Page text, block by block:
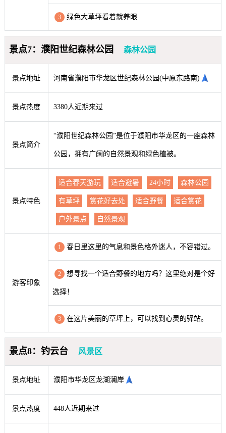
3 绿色大草坪看着就养眼
景点7：濮阳世纪森林公园 森林公园
景点地址 河南省濮阳市华龙区世纪森林公园(中原东路南)
景点热度 3380人近期来过
景点简介
“濮阳世纪森林公园”是位于濮阳市华龙区的一座森林
公园，拥有广阔的自然景观和绿色植被。
景点特色
适合春天游玩 适合避暑 24小时 森林公园
有草坪 赏花好去处 适合野餐 适合赏花
户外景点 自然景观
游客印象
1 春日里这里的气息和景色格外迷人，不容错过。
2 想寻找一个适合野餐的地方吗？这里绝对是个好
选择！
3 在这片美丽的草坪上，可以找到心灵的驿站。
景点8：钓云台 风景区
景点地址 濮阳市华龙区龙湖澜岸
景点热度 448人近期来过